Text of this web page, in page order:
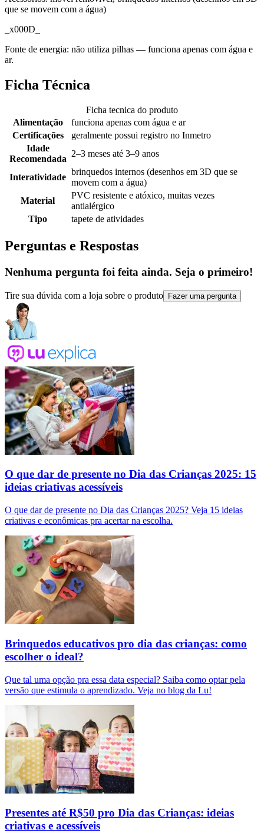
que se movem com a água)
_x000D_
Fonte de energia: não utiliza pilhas — funciona apenas com água e
ar.
Ficha Técnica
Ficha tecnica do produto
Alimentação
funciona apenas com água e ar
Certificações
geralmente possui registro no Inmetro
Idade
Recomendada
2–3 meses até 3–9 anos
Interatividade
brinquedos internos (desenhos em 3D que se
movem com a água)
Material
PVC resistente e atóxico, muitas vezes
antialérgico
Tipo
tapete de atividades
Perguntas e Respostas
Nenhuma pergunta foi feita ainda. Seja o primeiro!
Tire sua dúvida com a loja sobre o produto Fazer uma pergunta
O que dar de presente no Dia das Crianças 2025: 15
ideias criativas acessíveis
O que dar de presente no Dia das Crianças 2025? Veja 15 ideias
criativas e econômicas pra acertar na escolha.
Brinquedos educativos pro dia das crianças: como
escolher o ideal?
Que tal uma opção pra essa data especial? Saiba como optar pela
versão que estimula o aprendizado. Veja no blog da Lu!
Presentes até R$50 pro Dia das Crianças: ideias
criativas e acessíveis